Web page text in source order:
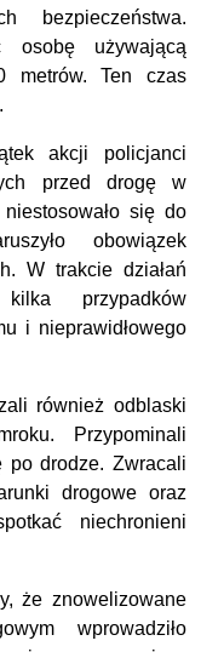
bezpieczeństwa.
osobę używającą
metrów. Ten czas
akcji policjanci
przed drogę w
się do
obowiązek
W trakcie działań
przypadków
i nieprawidłowego
również odblaski
Przypominali
po drodze. Zwracali
drogowe oraz
niechronieni
że znowelizowane
wprowadziło